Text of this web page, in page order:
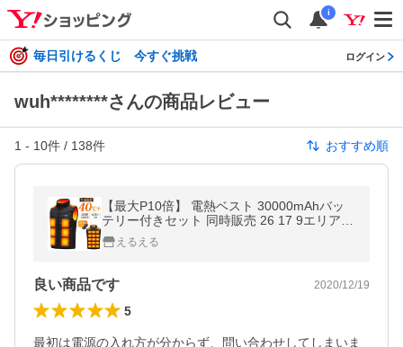
i
毎日引けるくじ 今すぐ挑戦 ログイン
wuh********さんの商品レビュー
1 - 10件 / 138件 おすすめ順
【最大P10倍】 電熱ベスト 30000mAhバッ
テリー付きセット 同時販売 26 17 9エリア
ヒーターベスト メンズ レディース USB 3段
階 アウトドア
えるえる
良い商品です 2020/12/19
5
最初は電源の入れ方が分からず、問い合わせしてしまいま